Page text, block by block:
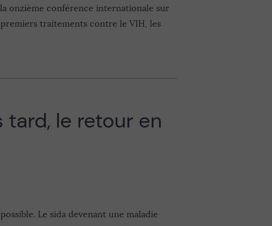
onzième conférence internationale sur
premiers traitements contre le VIH, les
le retour en
Le sida devenant une maladie